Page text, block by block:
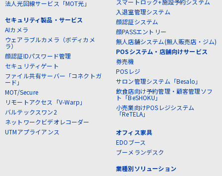
法人光回線サービス「MOT光」
セキュリティ製品・サービス
AIカメラ
ウェアラブルカメラ（ボディカメ
ラ）
顔認証IDパスワード管理
セキュリティゲート
ファイル共有サーバー「コネクトガ
ード」
MOT/Secure
リモートアクセス「V-Warp」
バルテックスワン2
ネットワークビデオレコーダー
UTMアプライアンス
スマートロック+施設予約システム
入退室管理システム
顔認証システム
顔PASSエントリー
無人店舗システム(無人販売店・ジム)
POSシステム・店舗向けサービス
券売機
POSレジ
サロン管理システム「Besalo」
飲食店向け予約管理・顧客管理ソフ
ト「BeSHOKU」
小売業向けPOSレジシステム
「ReTELA」
オフィス家具
EDOブース
ブーメランデスク
業種別ソリューション